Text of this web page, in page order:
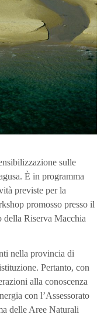
sulle
È in programma
previste per la
promosso presso il
della Riserva Macchia
nella provincia di
Pertanto, con
alla conoscenza
con l’Assessorato
delle Aree Naturali